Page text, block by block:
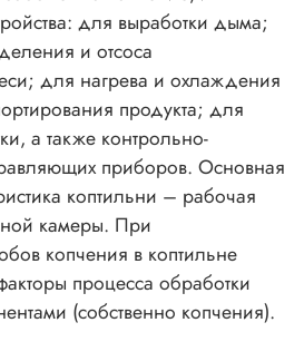
для выработки дыма;
и отсоса
для нагрева и охлаждения
продукта; для
а также контрольно-
приборов. Основная
коптильни – рабочая
камеры. При
копчения в коптильне
процесса обработки
(собственно копчения).